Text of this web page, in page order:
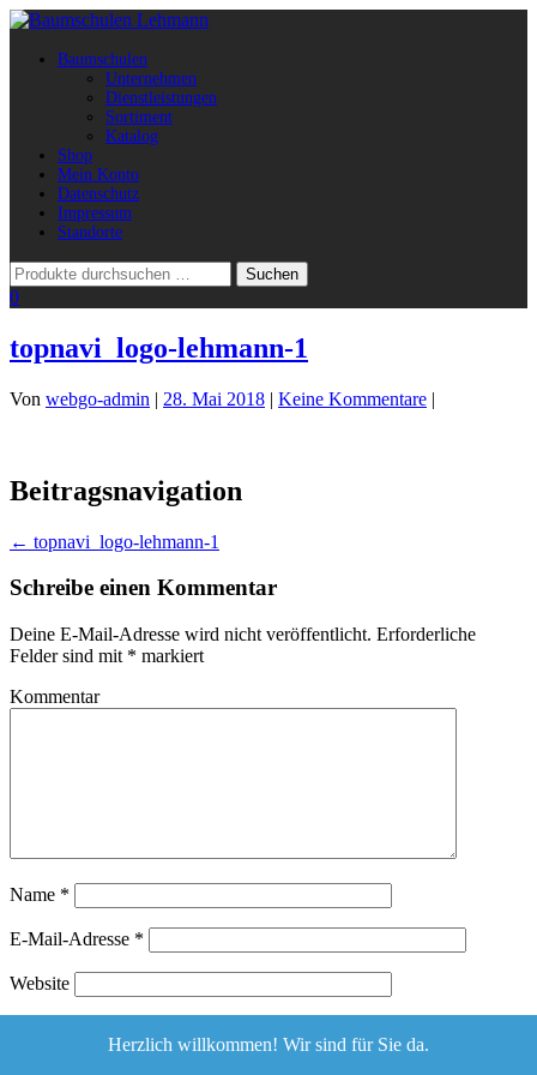
umschaltenBaumschulen
Unternehmen
Dienstleistungen
Sortiment
Katalog
Shop
Mein Konto
Datenschutz
Impressum
Standorte
0
topnavi_logo-lehmann-1
Von webgo-admin | 28. Mai 2018 | Keine Kommentare |
Beitragsnavigation
← topnavi_logo-lehmann-1
Schreibe einen Kommentar
Deine E-Mail-Adresse wird nicht veröffentlicht. Erforderliche
Felder sind mit * markiert
Kommentar
Name *
E-Mail-Adresse *
Website
Herzlich willkommen! Wir sind für Sie da.